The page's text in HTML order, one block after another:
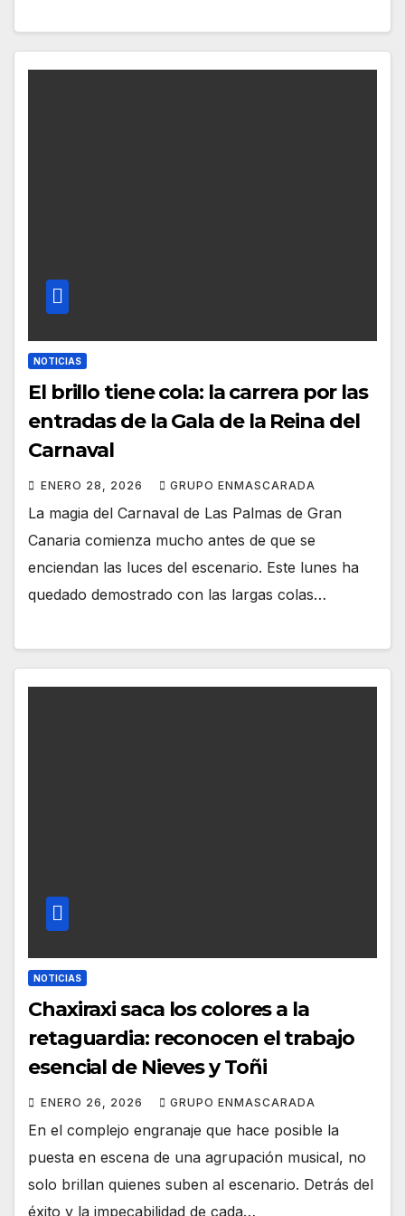
NOTICIAS
El brillo tiene cola: la carrera por las
entradas de la Gala de la Reina del
Carnaval
ENERO 28, 2026 GRUPO ENMASCARADA
La magia del Carnaval de Las Palmas de Gran
Canaria comienza mucho antes de que se
enciendan las luces del escenario. Este lunes ha
quedado demostrado con las largas colas…
NOTICIAS
Chaxiraxi saca los colores a la
retaguardia: reconocen el trabajo
esencial de Nieves y Toñi
ENERO 26, 2026 GRUPO ENMASCARADA
En el complejo engranaje que hace posible la
puesta en escena de una agrupación musical, no
solo brillan quienes suben al escenario. Detrás del
éxito y la impecabilidad de cada…